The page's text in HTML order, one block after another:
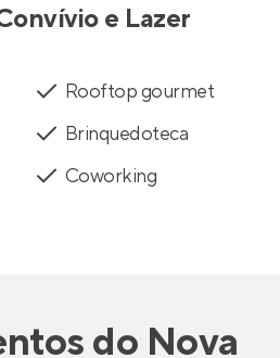
e Lazer
Rooftop gourmet
Brinquedoteca
Coworking
do Nova